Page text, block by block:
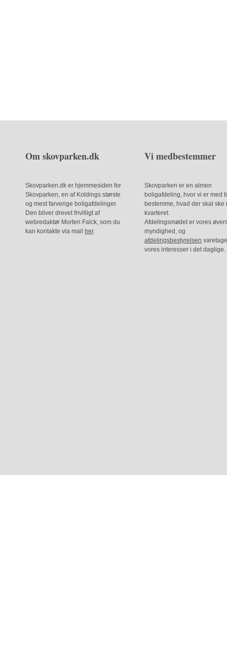
Om skovparken.dk
Skovparken.dk er hjemmesiden for
Skovparken, en af Koldings største
og mest farverige boligafdelinger.
Den bliver drevet frivilligt af
webredaktør Morten Falck, som du
kan kontakte via mail
her.
Vi medbestemmer
Skovparken er en almen
boligafdeling, hvor vi er med
bestemme, hvad der skal ske i
kvarteret.
Afdelingsmødet er vores
myndighed, og
afdelingsbestyrelsen
vores interesser i det daglige.